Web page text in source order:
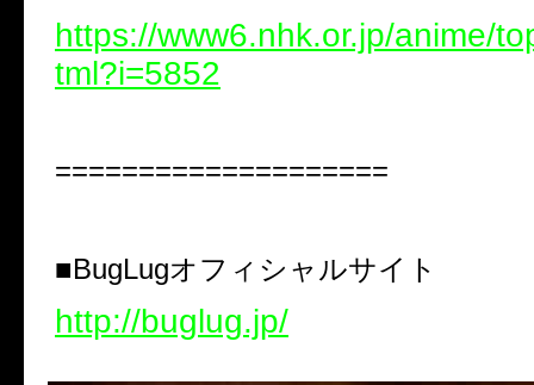
https://www6.nhk.or.jp/anime/
tml?i=5852
====================
■BugLugオフィシャルサイト
http://buglug.jp/